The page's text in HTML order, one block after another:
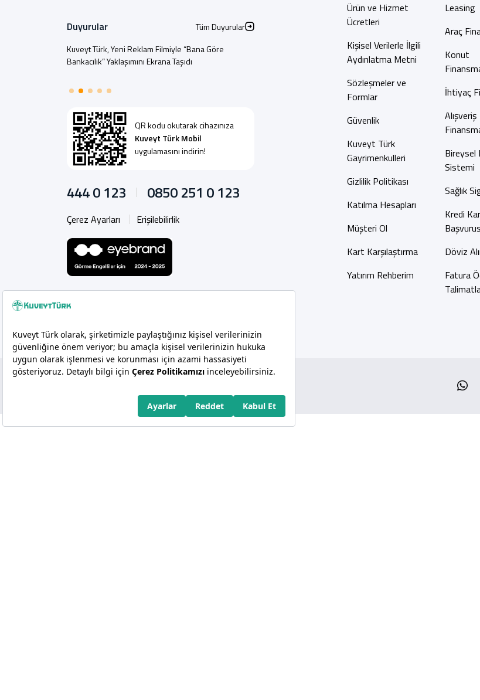
Ürün ve Hizmet
Ücretleri
Kişisel Verilerle İlgili
Aydınlatma Metni
Sözleşmeler ve
Formlar
Güvenlik
Kuveyt Türk
Gayrimenkulleri
Gizlilik Politikası
Katılma Hesapları
Müşteri Ol
Kart Karşılaştırma
Yatırım Rehberim
Leasing
Araç
Konut
İhtiyaç
Alışveriş
Bireysel
Sistemi
Sağlık
Kredi
Döviz
Fatura
QR kodu okutarak cihazınıza
Kuveyt Türk Mobil
uygulamasını indirin!
Duyurular
Tüm Duyurular
Kuveyt Türk, Yeni Reklam Filmiyle “Bana Göre
Bankacılık” Yaklaşımını Ekrana Taşıdı
444 0 123 0850 251 0 123
Çerez Ayarları Erişilebilirlik